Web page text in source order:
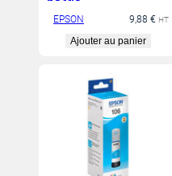
EPSON 9,88 € HT
Ajouter au panier